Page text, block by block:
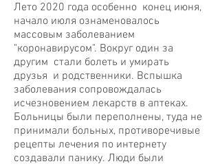
Лето 2020 года особенно конец июня,
начало июля ознаменовалось
массовым заболеванием
"коронавирусом". Вокруг один за
другим стали болеть и умирать
друзья и родственники. Вспышка
заболевания сопровождалась
исчезновением лекарств в аптеках.
Больницы были переполнены, туда не
принимали больных, противоречивые
рецепты лечения по интернету
создавали панику. Люди были